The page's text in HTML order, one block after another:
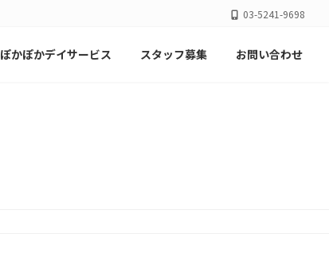
03-5241-9698
ぽかぽかデイサービス スタッフ募集 お問い合わせ